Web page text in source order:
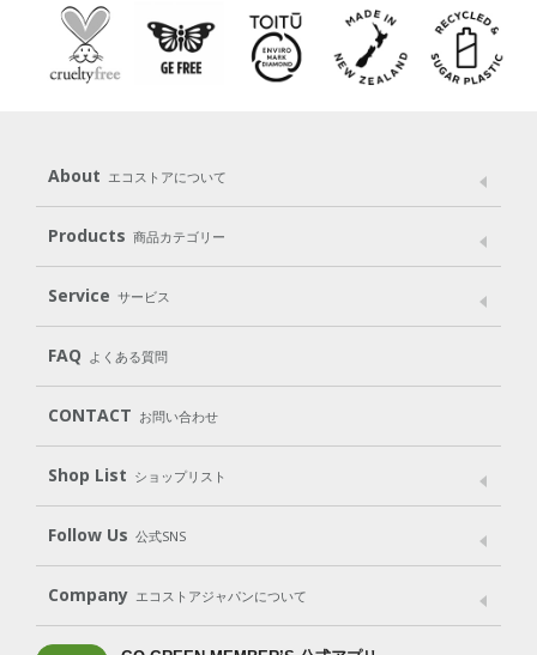
About エコストアについて
メッセージ ブランドストーリー
パッケージへのこだわり
動物実験をしない
Products 商品カテゴリー
Laundry
Cleaning Baby Kids
Body（ボディ） Hair（ヘア） Oral care（オーラルケア）
Goods （グッズ）
Gift set
Service サービス
User Guide
Subscription（定期便）
FAQ よくある質問
CONTACT お問い合わせ
Shop List ショップリスト
Shop List
Follow Us 公式SNS
LINE＠ Instagram Facebook
Company エコストアジャパンについて
会社案内 ご利用規約 プライバシーポリシー